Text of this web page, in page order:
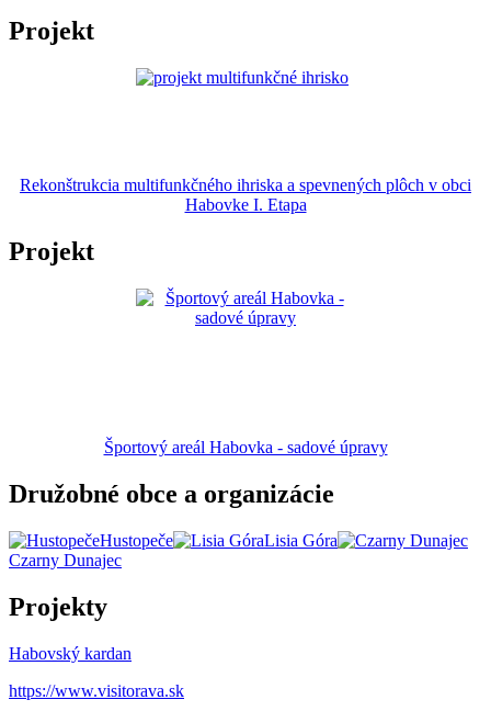
Projekt
Rekonštrukcia multifunkčného ihriska a spevnených plôch v obci
Habovke I. Etapa
Projekt
Športový areál Habovka - sadové úpravy
Družobné obce a organizácie
Hustopeče
Lisia Góra
Czarny Dunajec
Projekty
Habovský kardan
https://www.visitorava.sk